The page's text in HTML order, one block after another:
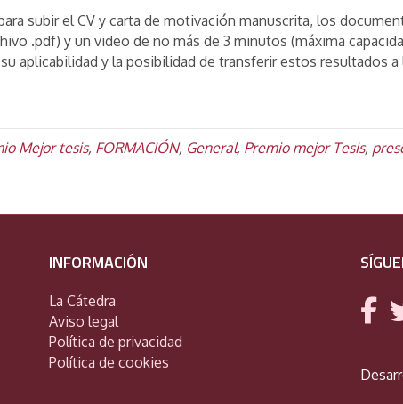
subir el CV y carta de motivación manuscrita, los
.pdf) y un video de no más de 3 minutos (máxima
aplicabilidad y la posibilidad de transferir estos resultados a
Mejor tesis, FORMACIÓN, General, Premio mejor Tesis,
INFORMACIÓN
La Cátedra
Aviso legal
Política de privacidad
Política de cookies